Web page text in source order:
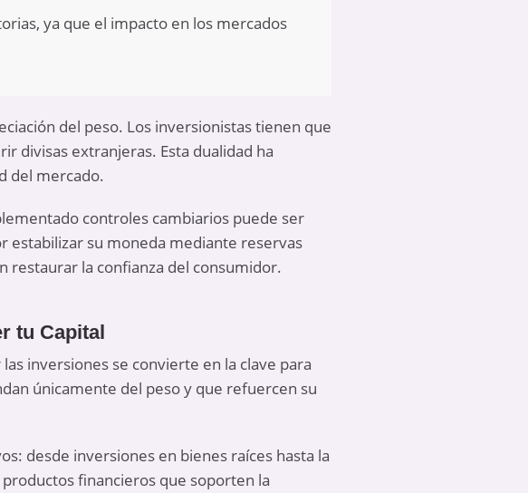
ya que el impacto en los mercados
del peso. Los inversionistas tienen que
divisas extranjeras. Esta dualidad ha
del mercado.
controles cambiarios puede ser
estabilizar su moneda mediante reservas
restaurar la confianza del consumidor.
tu Capital
inversiones se convierte en la clave para
únicamente del peso y que refuercen su
desde inversiones en bienes raíces hasta la
financieros que soporten la